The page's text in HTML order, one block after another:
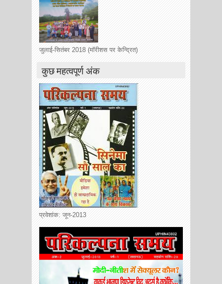
जुलाई-सितंबर 2018 (मॉरीशस पर केन्द्रित)
कुछ महत्वपूर्ण अंक
प्रवेशांक: जून-2013